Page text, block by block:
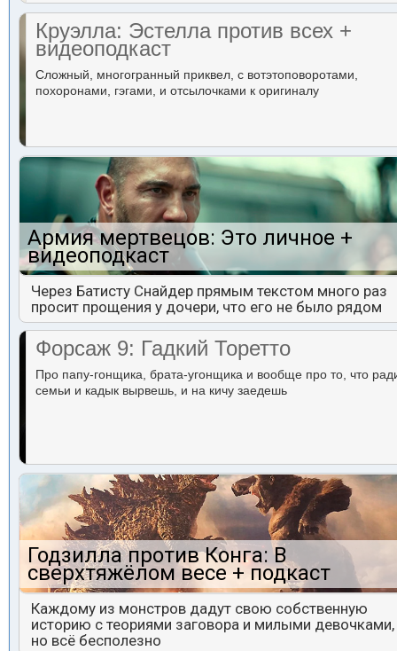
Круэлла: Эстелла против всех +
видеоподкаст
Сложный, многогранный приквел, с вотэтоповоротами,
похоронами, гэгами, и отсылочками к оригиналу
Армия мертвецов: Это личное +
видеоподкаст
Через Батисту Снайдер прямым текстом много раз
просит прощения у дочери, что его не было рядом
Форсаж 9: Гадкий Торетто
Про папу-гонщика, брата-угонщика и вообще про то, что
семьи и кадык вырвешь, и на кичу заедешь
Годзилла против Конга: В
сверхтяжёлом весе + подкаст
Каждому из монстров дадут свою собственную
историю с теориями заговора и милыми девочками,
но всё бесполезно